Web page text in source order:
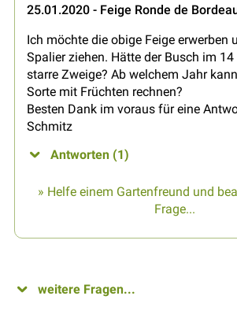
25.01.2020 - Feige Ronde de
Ich möchte die obige Feige erwerben
Spalier ziehen. Hätte der Busch im
starre Zweige? Ab welchem Jahr
Sorte mit Früchten rechnen?
Besten Dank im voraus für eine
Schmitz
Antworten (1)
» Helfe einem Gartenfreund und
Frage...
weitere Fragen...